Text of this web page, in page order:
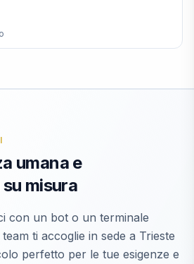
umana e
misura
con un bot o un terminale
ti accoglie in sede a Trieste
perfetto per le tue esigenze e